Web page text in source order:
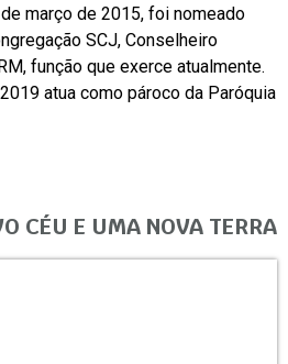
março de 2015, foi nomeado
SCJ, Conselheiro
função que exerce atualmente.
atua como pároco da Paróquia
CÉU E UMA NOVA TERRA